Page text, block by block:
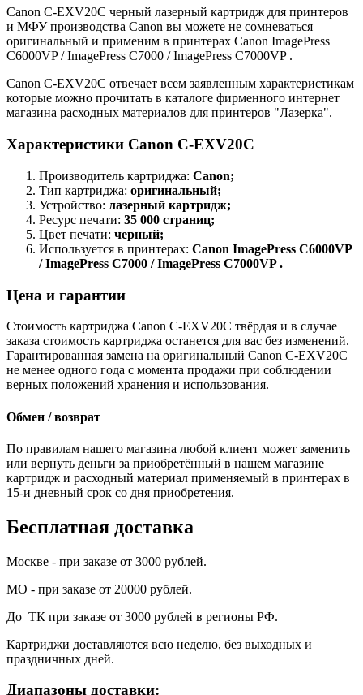
Canon C-EXV20C черный лазерный картридж для принтеров
и МФУ производства Canon вы можете не сомневаться
оригинальный и применим в принтерах Canon ImagePress
C6000VP / ImagePress C7000 / ImagePress C7000VP .
Canon C-EXV20C отвечает всем заявленным характеристикам
которые можно прочитать в каталоге фирменного интернет
магазина расходных материалов для принтеров "Лазерка".
Характеристики Canon C-EXV20C
Производитель картриджа: Canon;
Тип картриджа: оригинальный;
Устройство: лазерный картридж;
Ресурс печати: 35 000 страниц;
Цвет печати: черный;
Используется в принтерах: Canon ImagePress C6000VP
/ ImagePress C7000 / ImagePress C7000VP .
Цена и гарантии
Стоимость картриджа Canon C-EXV20C твёрдая и в случае
заказа стоимость картриджа останется для вас без изменений.
Гарантированная замена на оригинальный Canon C-EXV20C
не менее одного года с момента продажи при соблюдении
верных положений хранения и использования.
Обмен / возврат
По правилам нашего магазина любой клиент может заменить
или вернуть деньги за приобретённый в нашем магазине
картридж и расходный материал применяемый в принтерах в
15-и дневный срок со дня приобретения.
Бесплатная доставка
Москве - при заказе от 3000 рублей.
МО - при заказе от 20000 рублей.
До ТК при заказе от 3000 рублей в регионы РФ.
Картриджи доставляются всю неделю, без выходных и
праздничных дней.
Диапазоны доставки: